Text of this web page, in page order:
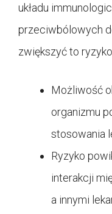
układu
przeciwbólowych
zwiększyć to
Możliwość
organizmu
stosowania
Ryzyko
interakcji
a innymi